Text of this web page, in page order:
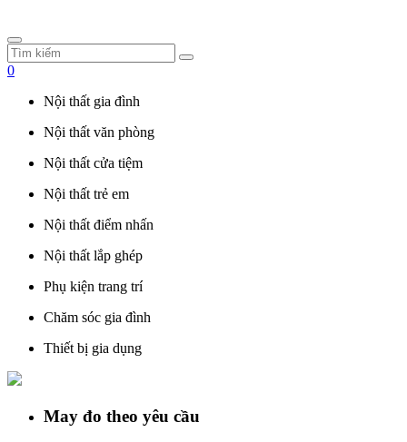
0
Nội thất gia đình
Nội thất văn phòng
Nội thất cửa tiệm
Nội thất trẻ em
Nội thất điểm nhấn
Nội thất lắp ghép
Phụ kiện trang trí
Chăm sóc gia đình
Thiết bị gia dụng
May đo theo yêu cầu